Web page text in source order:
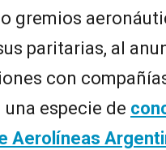
gremios
paritarias, al
con
una especie de
Aerolíneas